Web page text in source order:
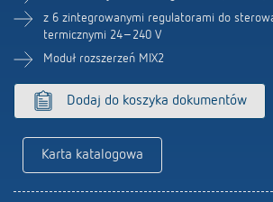
z 6 zintegrowanymi regulatorami do
termicznymi 24–240 V
Moduł rozszerzeń MIX2
Dodaj do koszyka dokumentów
Karta katalogowa